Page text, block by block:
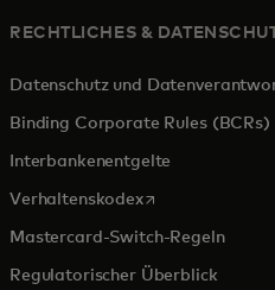
geöffnet
geöffnet
RECHTLICHES &
Datenschutz und
Binding Corporate Rules (BCRs)
Interbankenentgelte
Verhaltenskodexwird in einer
Mastercard-Switch-Regeln
Regulatorischer Überblick